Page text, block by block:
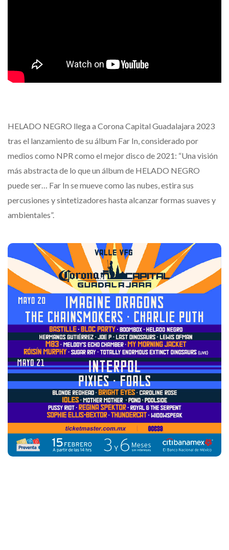
HELADO NEGRO llega a Corona Capital Guadalajara 2023
tras el lanzamiento de su álbum Far In, considerado por
medios como NPR como el mejor disco de 2021: “Una visión
más abstracta de lo que un álbum de HELADO NEGRO
puede ser… Far In se mueve como las nubes, estira sus
percusiones y sintetizadores hasta alcanzar formas suaves y
ambientales”.